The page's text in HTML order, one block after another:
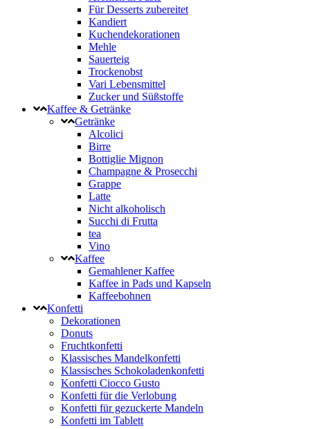
Für Desserts zubereitet
Kandiert
Kuchendekorationen
Mehle
Sauerteig
Trockenobst
Vari Lebensmittel
Zucker und Süßstoffe
Kaffee & Getränke
Getränke
Alcolici
Birre
Bottiglie Mignon
Champagne & Prosecchi
Grappe
Latte
Nicht alkoholisch
Succhi di Frutta
tea
Vino
Kaffee
Gemahlener Kaffee
Kaffee in Pads und Kapseln
Kaffeebohnen
Konfetti
Dekorationen
Donuts
Fruchtkonfetti
Klassisches Mandelkonfetti
Klassisches Schokoladenkonfetti
Konfetti Ciocco Gusto
Konfetti für die Verlobung
Konfetti für gezuckerte Mandeln
Konfetti im Tablett